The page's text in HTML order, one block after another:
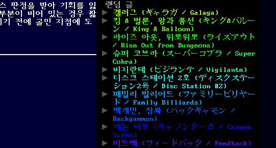
판정을 받아 기회를 잃
분이 비어 있는 경우 짧
전에 골인 지점에 도
랜덤 글
갤러그 (ギャラガ / Galaga)
킹 & 벌룬, 왕과 풍선 (キング&バルー
ン / King & Balloon)
라이즈 아웃, 위로위로 (ライズアウト
/ Rise Out from Dungeons)
슈퍼 코브라 (スーパーコブラ / Super
Cobra)
비지란테 (ビジランテ / Vigilante)
디스크 스테이션 2호 (ディスクステー
ション2号 / Disc Station #2)
패밀리 빌리어드 (ファミリービリヤー
ド / Family Billiards)
백개먼, 쌍륙 (バックギャモン /
Backgammon)
캐논 터보 (キャノンターボ / Cannon
Turbo)
피드백 (フィードバック / Feedback)